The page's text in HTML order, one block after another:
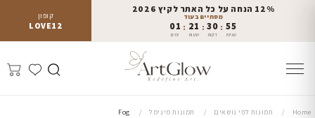
קופון
LOVE12
12% הנחה על כל האתר לקיץ 2026
מסתיים בעוד
01
ימים
: 21
שעות
: 30
דקות
: 54
שניות
Home תמונות לפי נושאים תמונות מינימל Fog